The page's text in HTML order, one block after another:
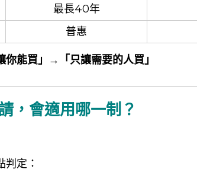
最長40年
普惠
你能買」→「只讓需要的人買」
，會適用哪一制？
判定：